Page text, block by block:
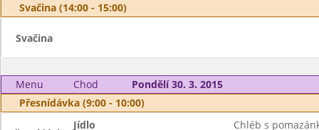
Svačina (14:00 - 15:00)
Svačina
Menu Chod
Pondělí 30. 3. 2015
Přesnídávka (9:00 - 10:00)
Jídlo
Chléb s